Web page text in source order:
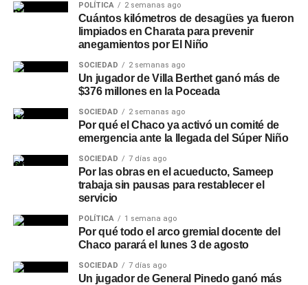
POLÍTICA 2 semanas ago
Cuántos kilómetros de desagües ya fueron
limpiados en Charata para prevenir
anegamientos por El Niño
SOCIEDAD 2 semanas ago
Un jugador de Villa Berthet ganó más de
$376 millones en la Poceada
SOCIEDAD 2 semanas ago
Por qué el Chaco ya activó un comité de
emergencia ante la llegada del Súper Niño
SOCIEDAD 7 días ago
Por las obras en el acueducto, Sameep
trabaja sin pausas para restablecer el
servicio
POLÍTICA 1 semana ago
Por qué todo el arco gremial docente del
Chaco parará el lunes 3 de agosto
SOCIEDAD 7 días ago
Un jugador de General Pinedo ganó más